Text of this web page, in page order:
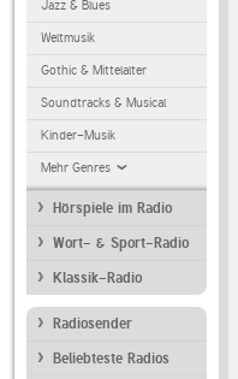
Jazz & Blues
Weltmusik
Gothic & Mittelalter
Soundtracks & Musical
Kinder-Musik
Mehr Genres
Hörspiele im Radio
Wort- & Sport-Radio
Klassik-Radio
Radiosender
Beliebteste Radios